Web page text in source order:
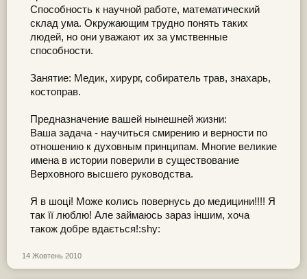
Способность к научной работе, математический
склад ума. Окружающим трудно понять таких
людей, но они уважают их за умственные
способности.
Занятие: Медик, хирург, собиратель трав, знахарь,
костоправ.
Предназначение вашей нынешней жизни:
Ваша задача - научиться смирению и верности по
отношению к духовным принципам. Многие великие
имена в истории поверили в существование
Верховного высшего руководства.
Я в шоці! Може колись повернусь до медицини!!!! Я
так її люблю! Але займаюсь зараз іншим, хоча
також добре вдається!:shy:
14 Жовтень 2010